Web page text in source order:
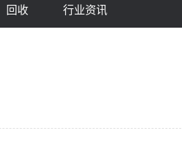
回收 行业资讯